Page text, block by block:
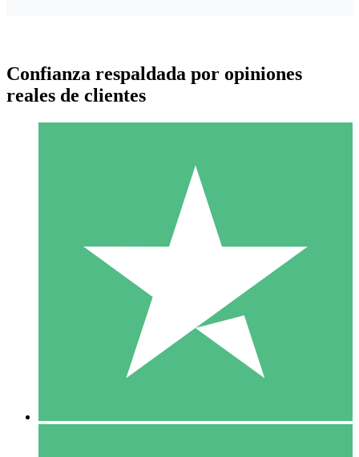
Paquetes de Créditos Individuales
Paga según el uso con créditos de descarga. Sin compromiso
10 00
Confianza respaldada por opiniones
reales de clientes